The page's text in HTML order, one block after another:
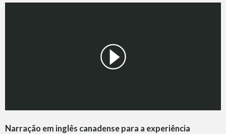
Narração em inglês canadense para a experiência